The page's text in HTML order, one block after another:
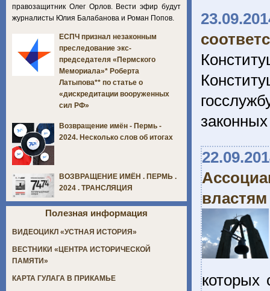
властям
которых
правозащитник Олег Орлов. Вести эфир будут
журналисты Юлия Балабанова и Роман Попов.
ЕСПЧ признал незаконным
преследование экс-
председателя «Пермского
Мемориала»* Роберта
Латыпова** по статье о
«дискредитации вооруженных
сил РФ»
Возвращение имён - Пермь -
2024. Несколько слов об итогах
ВОЗВРАЩЕНИЕ ИМЁН . ПЕРМЬ .
2024 . ТРАНСЛЯЦИЯ
Полезная информация
ВИДЕОЦИКЛ «УСТНАЯ ИСТОРИЯ»
ВЕСТНИКИ «ЦЕНТРА ИСТОРИЧЕСКОЙ
ПАМЯТИ»
КАРТА ГУЛАГА В ПРИКАМЬЕ